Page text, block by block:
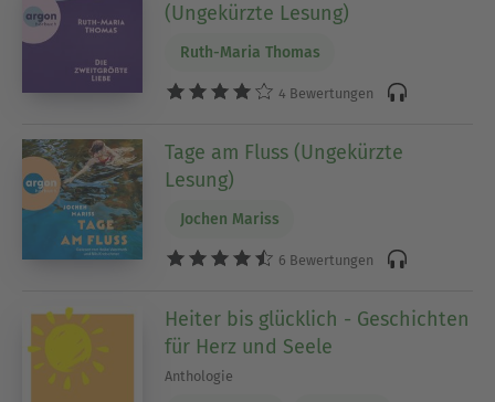
(Ungekürzte Lesung)
Ruth-Maria Thomas
4 Bewertungen
Tage am Fluss (Ungekürzte
Lesung)
Jochen Mariss
6 Bewertungen
Heiter bis glücklich - Geschichten
für Herz und Seele
Anthologie